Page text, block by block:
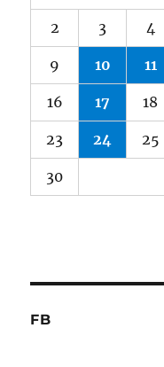
2 3 4
9 10 11
16 17 18
23 24 25
30
FB